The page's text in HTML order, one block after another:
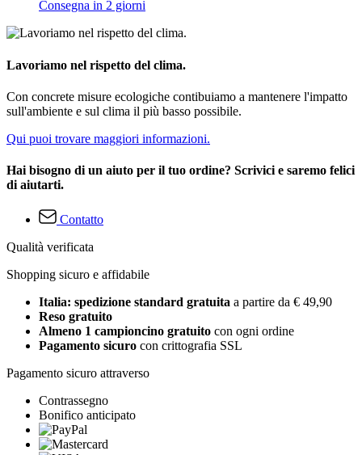
Consegna in 2 giorni
Lavoriamo nel rispetto del clima.
Con concrete misure ecologiche contibuiamo a mantenere l'impatto
sull'ambiente e sul clima il più basso possibile.
Qui puoi trovare maggiori informazioni.
Hai bisogno di un aiuto per il tuo ordine? Scrivici e saremo felici
di aiutarti.
Contatto
Qualità verificata
Shopping sicuro e affidabile
Italia: spedizione standard gratuita a partire da € 49,90
Reso gratuito
Almeno 1 campioncino gratuito con ogni ordine
Pagamento sicuro con crittografia SSL
Pagamento sicuro attraverso
Contrassegno
Bonifico anticipato